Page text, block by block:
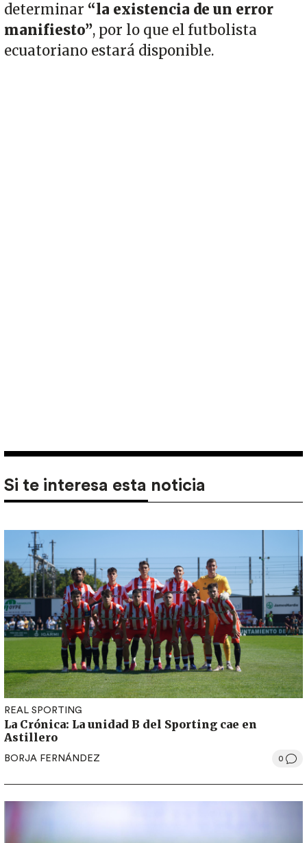
determinar “la existencia de un error
manifiesto”, por lo que el futbolista
ecuatoriano estará disponible.
Si te interesa esta noticia
REAL SPORTING
La Crónica: La unidad B del Sporting cae en
Astillero
BORJA FERNÁNDEZ 0